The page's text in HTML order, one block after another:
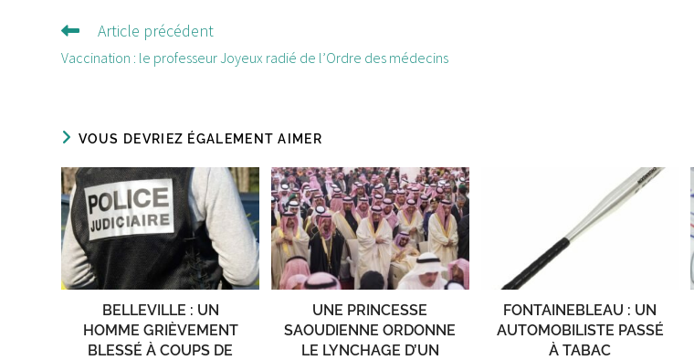
Lire
d'autres
Article précédent
Vaccination : le professeur Joyeux radié de l’Ordre des médecins
VOUS DEVRIEZ ÉGALEMENT AIMER
BELLEVILLE : UN
HOMME GRIÈVEMENT
BLESSÉ À COUPS DE
UNE PRINCESSE
SAOUDIENNE ORDONNE
LE LYNCHAGE D’UN
FONTAINEBLEAU : UN
AUTOMOBILISTE PASSÉ
À TABAC